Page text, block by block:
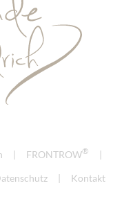
FRONTROW®
Kontakt